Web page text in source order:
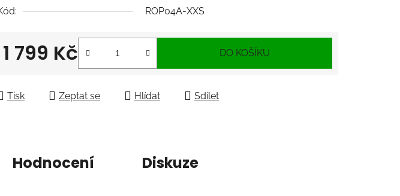
ROP04A-XXS
1 799 Kč DO KOŠÍKU
Tisk Zeptat se Hlídat Sdílet
Hodnocení Diskuze